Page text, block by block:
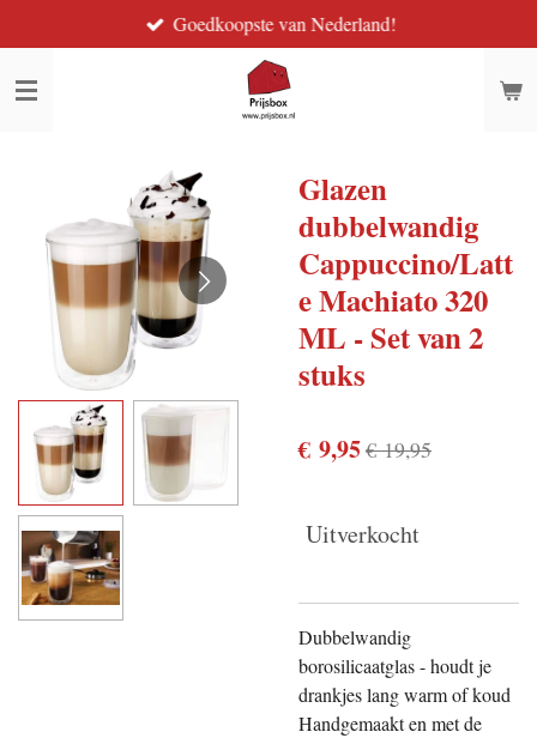
direct
naar
Goedkoopste van Nederland!
Glazen
dubbelwandig
Cappuccino/Latt
e Machiato 320
ML - Set van 2
stuks
€ 9,95€ 19,95
Uitverkocht
Dubbelwandig
borosilicaatglas - houdt je
drankjes lang warm of koud
Handgemaakt en met de